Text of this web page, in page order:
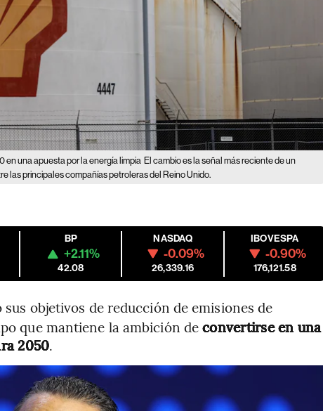
en una apuesta por la energía limpia El cambio es la señal más reciente de un
las principales compañías petroleras del Reino Unido.
BP
+2.11%
42.08
NASDAQ
-0.09%
26,339.16
IBOVESPA
-0.90%
176,121.58
objetivos de reducción de emisiones de
que mantiene la ambición deconvertirse en una
2050.